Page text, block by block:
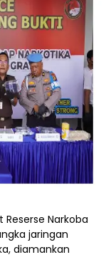
Reserse Narkoba
jaringan
diamankan